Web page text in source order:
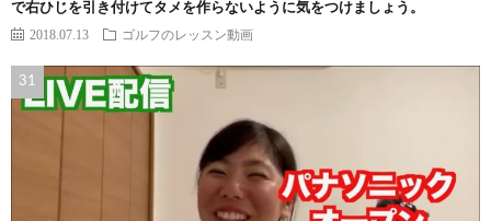
で右ひじを引き付けてタメを作らないように気をつけましょう。
2018.07.13 ゴルフのレッスン動画